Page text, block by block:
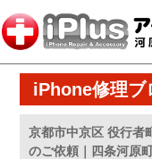
iPhone修理ブ
京都市中京区 役行
のご依頼｜四条河原